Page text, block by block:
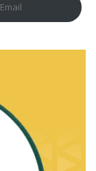
Email